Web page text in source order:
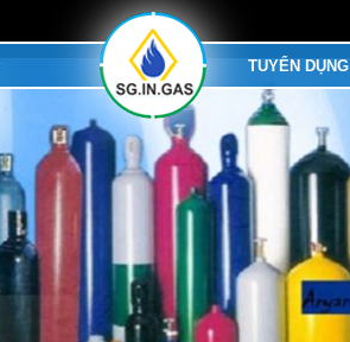
TUYỂN DỤNG